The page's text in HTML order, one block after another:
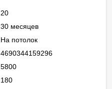
20
30 месяцев
На потолок
4690344159296
5800
180